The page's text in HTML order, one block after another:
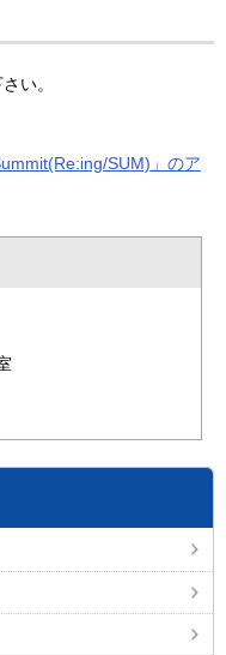
い。
SUM)」のア